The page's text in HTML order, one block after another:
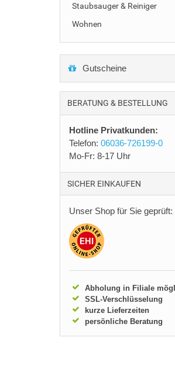
Staubsauger & Reiniger
Wohnen
Gutscheine
BERATUNG & BESTELLUNG
Hotline Privatkunden:
Telefon: 06036-726199-0
Mo-Fr: 8-17 Uhr
SICHER EINKAUFEN
Unser Shop für Sie geprüft:
Abholung in Filiale
SSL-Verschlüsselung
kurze Lieferzeiten
persönliche Beratung